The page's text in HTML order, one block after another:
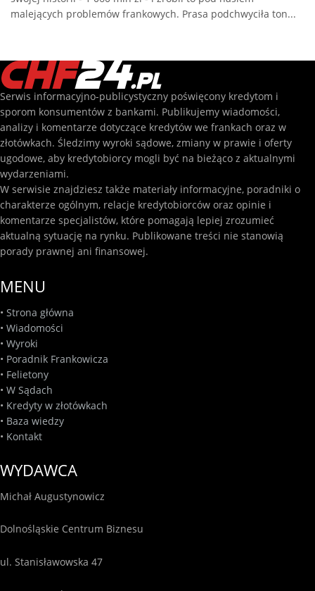
malejących problemów frankowych. Prasa podchwyciła ton...
Serwis informacyjno-publicystyczny poświęcony kredytom i
sporom konsumentów z bankami. Publikujemy wiadomości,
analizy i komentarze dotyczące kredytów we frankach oraz w
złotówkach. Śledzimy wyroki sądowe, zmiany w prawie i oferty
ugodowe, aby kredytobiorcy mogli być na bieżąco z aktualnymi
wydarzeniami.
W serwisie znajdziesz także materiały informacyjne, poradniki o
charakterze ogólnym, relacje kredytobiorców oraz opinie i
komentarze specjalistów, które pomagają lepiej zrozumieć
aktualną sytuację na rynku. Publikowane treści nie stanowią
porady prawnej ani finansowej.
MENU
• Strona główna
• Wiadomości
• Wyroki
• Poradnik Frankowicza
• Felietony
• W Sądach
• Kredyty w złotówkach
• Baza wiedzy
• Kontakt
WYDAWCA
Michał Augustynowicz
Dolnośląskie Centrum Biznesu
ul. Stanisławowska 47